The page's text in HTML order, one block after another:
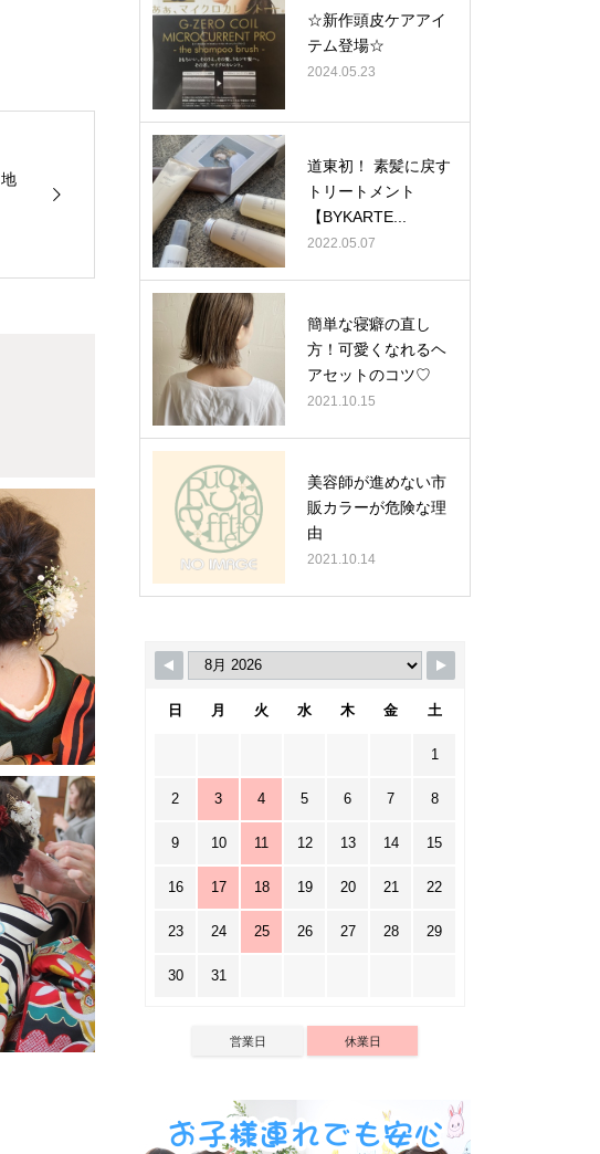
☆新作頭皮ケアアイ
テム登場☆
2024.05.23
道東初！ 素髪に戻す
トリートメント
【BYKARTE...
2022.05.07
簡単な寝癖の直し
方！可愛くなれるヘ
アセットのコツ♡
2021.10.15
美容師が進めない市
販カラーが危険な理
由
2021.10.14
日 月 火 水 木 金 土
1
2 3 4 5 6 7 8
9 10 11 12 13 14 15
16 17 18 19 20 21 22
23 24 25 26 27 28 29
30 31
営業日 休業日